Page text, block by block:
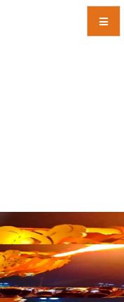
検索